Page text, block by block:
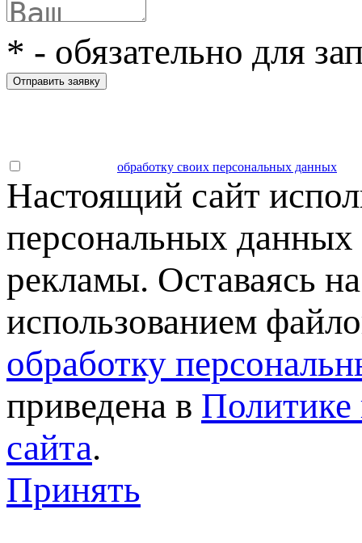
* - обязательно для
Отправить заявку
обработку своих персональных данных
Настоящий сайт
персональных данных
рекламы. Оставаясь
использованием
обработку
приведена в Политике
сайта.
Принять